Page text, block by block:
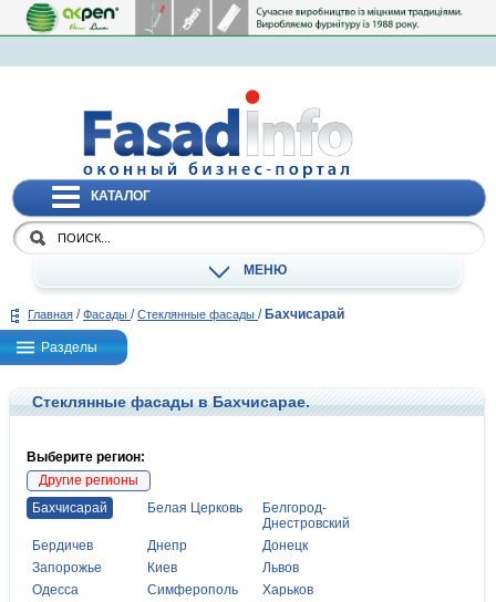
КАТАЛОГ
МЕНЮ
Главная / Фасады / Стеклянные фасады / Бахчисарай
Разделы
Стеклянные фасады в Бахчисарае.
Выберите регион:
Другие регионы
Бахчисарай
Белая Церковь
Белгород-
Днестровский
Бердичев
Днепр
Донецк
Запорожье
Киев
Львов
Одесса
Симферополь Харьков